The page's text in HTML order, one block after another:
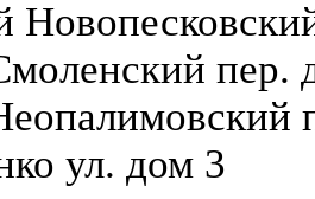
пер.
ул. дом 3